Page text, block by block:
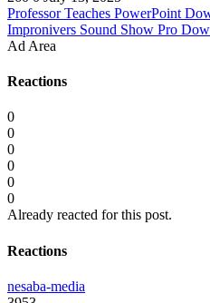
Professor Teaches PowerPoint
Impronivers Sound Show Pro
Ad Area
Reactions
0
0
0
0
0
0
Already reacted for this post.
Reactions
nesaba-media